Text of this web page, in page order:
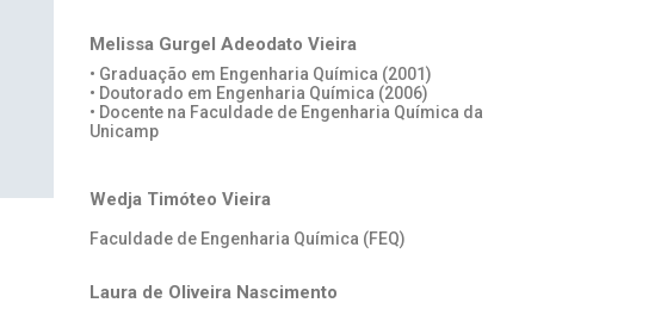
Melissa Gurgel Adeodato Vieira
• Graduação em Engenharia Química (2001)
• Doutorado em Engenharia Química (2006)
• Docente na Faculdade de Engenharia Química da
Unicamp
Wedja Timóteo Vieira
Faculdade de Engenharia Química (FEQ)
Laura de Oliveira Nascimento